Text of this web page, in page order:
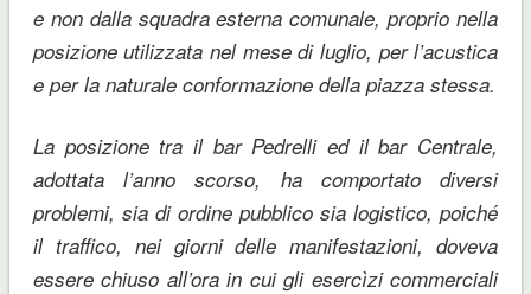
e non dalla squadra esterna comunale, proprio nella
posizione utilizzata nel mese di luglio, per l’acustica
e per la naturale conformazione della piazza stessa.
La posizione tra il bar Pedrelli ed il bar Centrale,
adottata l’anno scorso, ha comportato diversi
problemi, sia di ordine pubblico sia logistico, poiché
il traffico, nei giorni delle manifestazioni, doveva
essere chiuso all’ora in cui gli esercìzi commerciali